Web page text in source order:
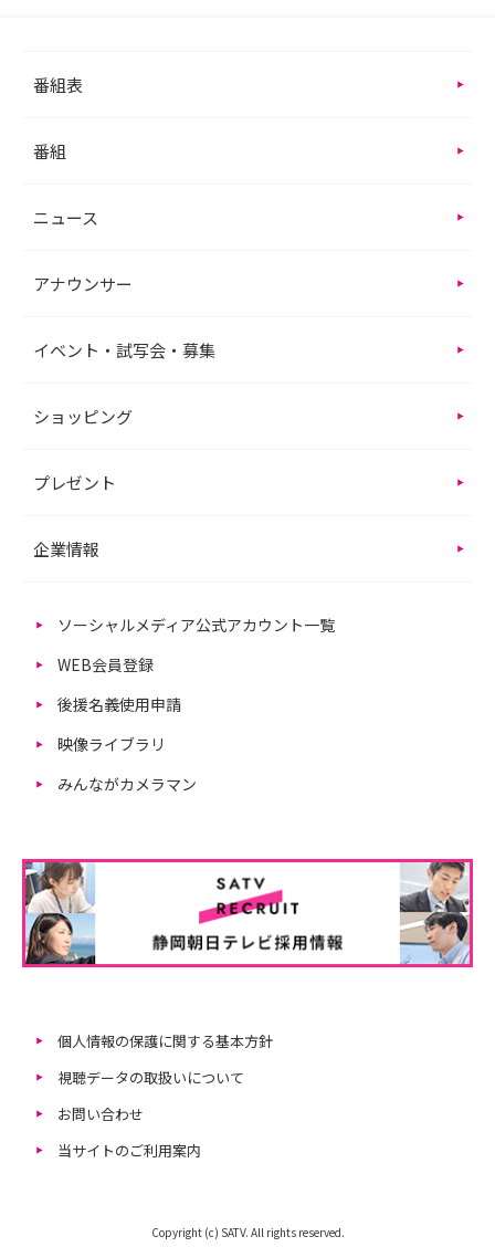
番組表
番組
ニュース
アナウンサー
イベント・試写会・募集
ショッピング
プレゼント
企業情報
ソーシャルメディア公式アカウント一覧
WEB会員登録
後援名義使用申請
映像ライブラリ
みんながカメラマン
個人情報の保護に関する基本方針
視聴データの取扱いについて
お問い合わせ
当サイトのご利用案内
Copyright (c) SATV. All rights reserved.